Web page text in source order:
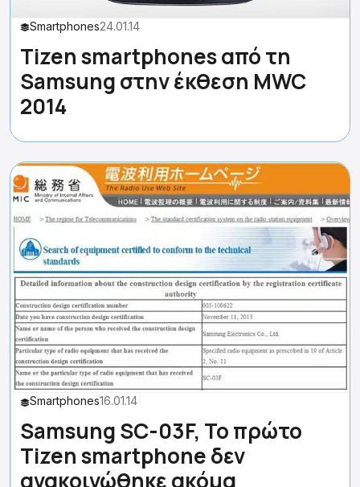
Smartphones24.01.14
Tizen smartphones από τη
Samsung στην έκθεση MWC
2014
Smartphones16.01.14
Samsung SC-03F, Το πρώτο
Tizen smartphone δεν
ανακοινώθηκε ακόμα